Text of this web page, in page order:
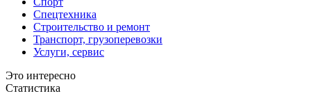
Спецтехника
Строительство и ремонт
Транспорт, грузоперевозки
Услуги, сервис
Это интересно
Статистика